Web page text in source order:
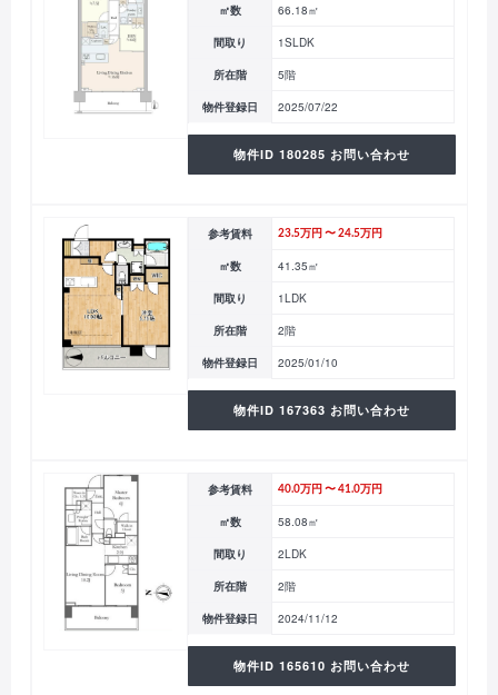
㎡数 66.18㎡
間取り 1SLDK
所在階 5階
物件登録日 2025/07/22
物件ID 180285 お問い合わせ
参考賃料 23.5万円 〜 24.5万円
㎡数 41.35㎡
間取り 1LDK
所在階 2階
物件登録日 2025/01/10
物件ID 167363 お問い合わせ
参考賃料 40.0万円 〜 41.0万円
㎡数 58.08㎡
間取り 2LDK
所在階 2階
物件登録日 2024/11/12
物件ID 165610 お問い合わせ